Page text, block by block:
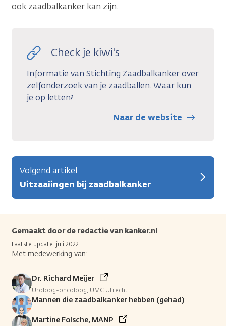
ook zaadbalkanker kan zijn.
Check je kiwi's
Informatie van Stichting Zaadbalkanker over
zelfonderzoek van je zaadballen. Waar kun
je op letten?
Naar de website
Volgend artikel
Uitzaaiingen bij zaadbalkanker
Gemaakt door de redactie van kanker.nl
Laatste update: juli 2022
Met medewerking van:
Dr. Richard Meijer
Uroloog-oncoloog, UMC Utrecht
Mannen die zaadbalkanker hebben (gehad)
Martine Folsche, MANP